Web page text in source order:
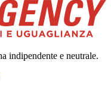
indipendente e neutrale.